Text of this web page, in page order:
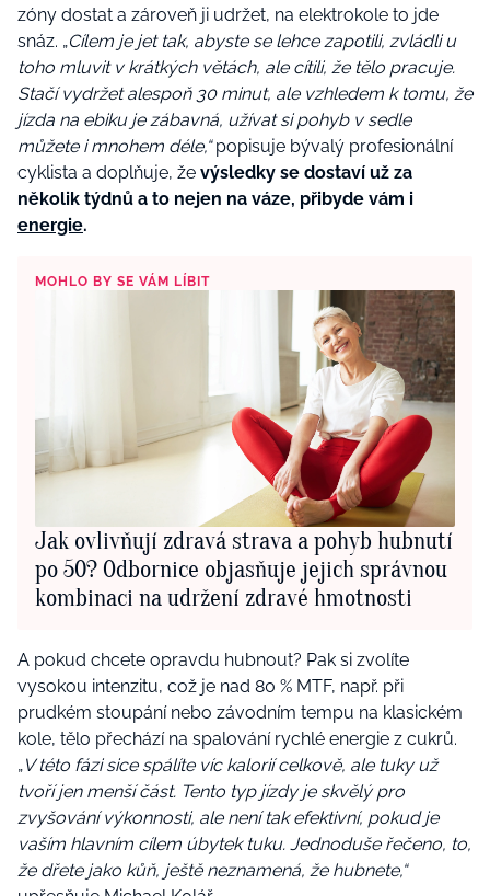
zóny dostat a zároveň ji udržet, na elektrokole to jde
snáz. „Cílem je jet tak, abyste se lehce zapotili, zvládli u
toho mluvit v krátkých větách, ale cítili, že tělo pracuje.
Stačí vydržet alespoň 30 minut, ale vzhledem k tomu, že
jízda na ebiku je zábavná, užívat si pohyb v sedle
můžete i mnohem déle,“popisuje bývalý profesionální
cyklista a doplňuje, že výsledky se dostaví už za
několik týdnů a to nejen na váze, přibyde vám i
energie.
MOHLO BY SE VÁM LÍBIT
Jak ovlivňují zdravá strava a pohyb hubnutí
po 50? Odbornice objasňuje jejich správnou
kombinaci na udržení zdravé hmotnosti
A pokud chcete opravdu hubnout? Pak si zvolíte
vysokou intenzitu, což je nad 80 % MTF, např. při
prudkém stoupání nebo závodním tempu na klasickém
kole, tělo přechází na spalování rychlé energie z cukrů.
„V této fázi sice spálíte víc kalorií celkově, ale tuky už
tvoří jen menší část. Tento typ jízdy je skvělý pro
zvyšování výkonnosti, ale není tak efektivní, pokud je
vaším hlavním cílem úbytek tuku. Jednoduše řečeno, to,
že dřete jako kůň, ještě neznamená, že hubnete,“